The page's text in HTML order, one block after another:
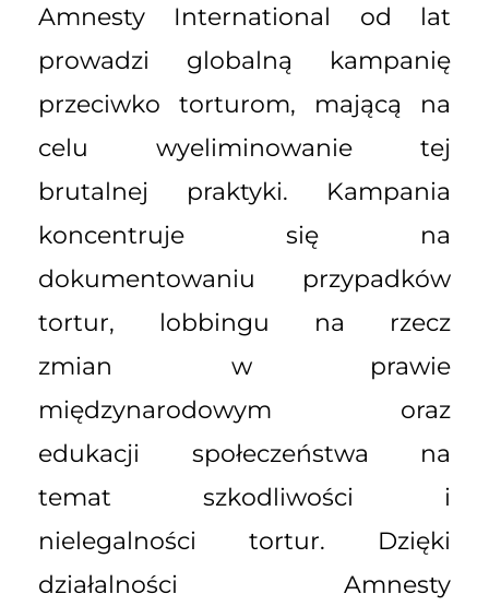
Amnesty International od lat
prowadzi globalną kampanię
przeciwko torturom, mającą na
celu wyeliminowanie tej
brutalnej praktyki. Kampania
koncentruje się na
dokumentowaniu przypadków
tortur, lobbingu na rzecz
zmian w prawie
międzynarodowym oraz
edukacji społeczeństwa na
temat szkodliwości i
nielegalności tortur. Dzięki
działalności Amnesty